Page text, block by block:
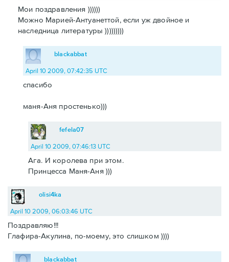
Мои поздравления ))))))
Можно Марией-Антуанеттой, если уж двойное и
наследница литературы )))))))))
blackabbat
April 10 2009, 07:42:35 UTC
спасибо
маня-Аня простенько)))
fefela07
April 10 2009, 07:46:13 UTC
Ага. И королева при этом.
Принцесса Маня-Аня )))
olisi4ka
April 10 2009, 06:03:46 UTC
Поздравляю!!!
Глафира-Акулина, по-моему, это слишком ))))
blackabbat